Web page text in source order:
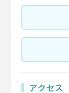
アクセス